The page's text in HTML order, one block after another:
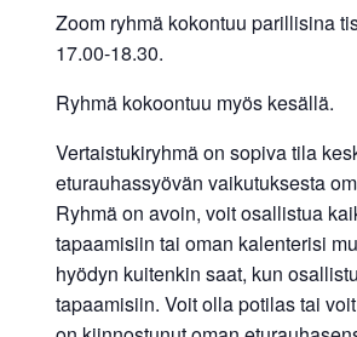
Zoom ryhmä kokontuu parillisina
17.00-18.30.
Ryhmä kokoontuu myös kesällä.
Vertaistukiryhmä on sopiva tila
eturauhassyövän vaikutuksesta
Ryhmä on avoin, voit osallistua
tapaamisiin tai oman kalenterisi
hyödyn kuitenkin saat, kun
tapaamisiin. Voit olla potilas tai